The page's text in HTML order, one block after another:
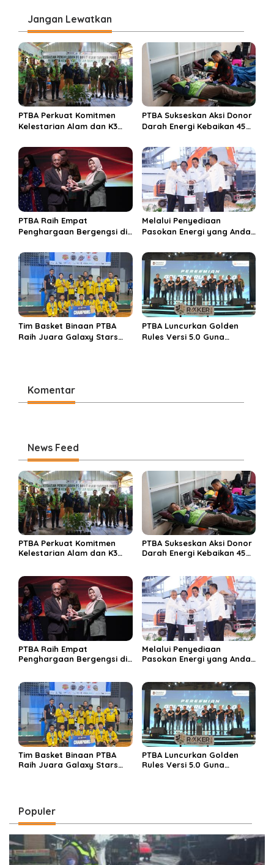
a
s
i
p
o
s
Jangan Lewatkan
PTBA Perkuat Komitmen
Kelestarian Alam dan K3
PTBA Sukseskan Aksi Donor
Darah Energi Kebaikan 45
PTBA Raih Empat
Penghargaan Bergengsi di
Awards 2026 Berkat
Bangun Komunikasi
Kredibel dan Bernilai
Melalui Penyediaan
Pasokan Energi yang Andal
Perkuat Ekosistem Hilirisasi
Bauksit
Tim Basket Binaan PTBA
Raih Juara Galaxy Stars
PTBA Luncurkan Golden
Rules Versi 5.0 Guna
Komentar
News Feed
PTBA Perkuat Komitmen
Kelestarian Alam dan K3
PTBA Sukseskan Aksi Donor
Darah Energi Kebaikan 45
PTBA Raih Empat
Penghargaan Bergengsi di
Bangun Komunikasi
Kredibel dan Bernilai
Melalui Penyediaan
Pasokan Energi yang Andal
Bauksit
Tim Basket Binaan PTBA
Raih Juara Galaxy Stars
PTBA Luncurkan Golden
Rules Versi 5.0 Guna
Populer